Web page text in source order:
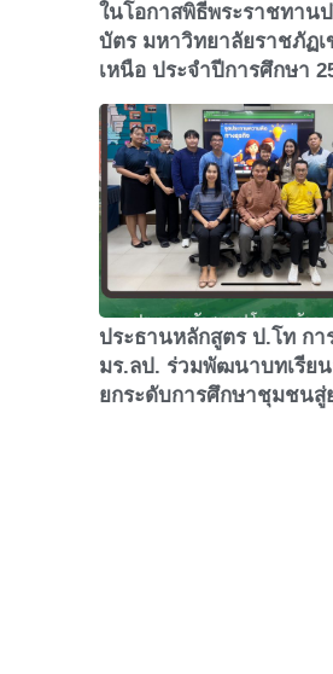
ในโอกาสพิธีพระราชทาน
บัตร มหาวิทยาลัยราชภัฏ
เหนือ ประจำปีการศึกษา
ประธานหลักสูตร ป.โท กา
มร.ลป. ร่วมพัฒนาบทเรีย
ยกระดับการศึกษาชุมชนสู่